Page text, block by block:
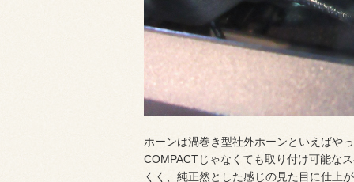
ホーンは渦巻き型社外ホーンといえばや
COMPACTじゃなくても取り付け可能な
くく、純正然とした感じの見た目に仕上